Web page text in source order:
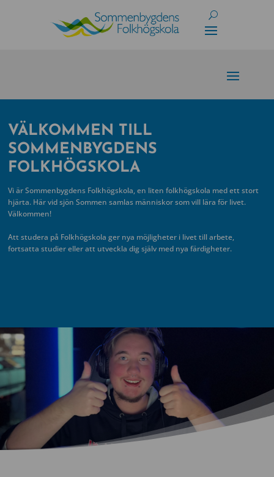
VÄLKOMMEN TILL
SOMMENBYGDENS
FOLKHÖGSKOLA
Vi är Sommenbygdens Folkhögskola, en liten folkhögskola med ett stort
hjärta. Här vid sjön Sommen samlas människor som vill lära för livet.
Välkommen!
Att studera på Folkhögskola ger nya möjligheter i livet till arbete,
fortsatta studier eller att utveckla dig själv med nya färdigheter.